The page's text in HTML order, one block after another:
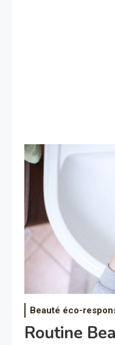
Beauté éco-
Routine